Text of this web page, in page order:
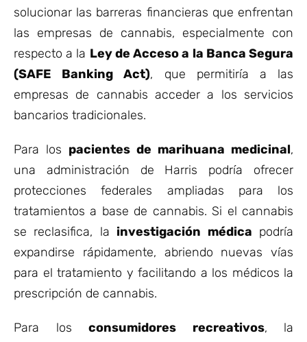
solucionar las barreras financieras que enfrentan
las empresas de cannabis, especialmente con
respecto a la Ley de Acceso a la Banca Segura
(SAFE Banking Act), que permitiría a las
empresas de cannabis acceder a los servicios
bancarios tradicionales.
Para los pacientes de marihuana medicinal,
una administración de Harris podría ofrecer
protecciones federales ampliadas para los
tratamientos a base de cannabis. Si el cannabis
se reclasifica, la investigación médica podría
expandirse rápidamente, abriendo nuevas vías
para el tratamiento y facilitando a los médicos la
prescripción de cannabis.
Para los consumidores recreativos, la